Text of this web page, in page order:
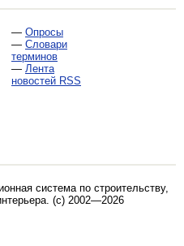
— Опросы
— Словари
терминов
— Лента
новостей RSS
система по строительству,
. (c) 2002—2026